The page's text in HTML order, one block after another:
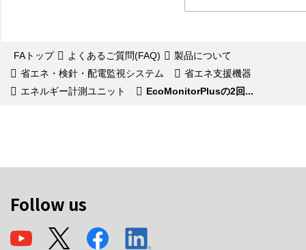
FAトップ よくあるご質問(FAQ)
製品について
省エネ・検針・配電監視システム
省エネ支援機器
エネルギー計測ユニット
EcoMonitorPlusの2回...
Follow us